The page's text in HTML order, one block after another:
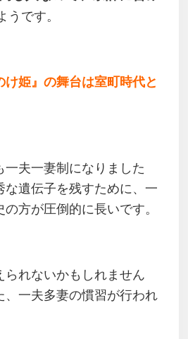
うです。
け姫』の舞台は室町時代と
一夫一妻制になりました
な遺伝子を残すために、一
方が圧倒的に長いです。
られないかもしれません
、一夫多妻の慣習が行われ